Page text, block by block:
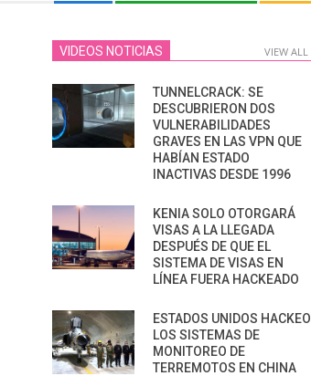
Menu
VIDEOS NOTICIAS VIEW ALL
TUNNELCRACK: SE
DESCUBRIERON DOS
VULNERABILIDADES
GRAVES EN LAS VPN QUE
HABÍAN ESTADO
INACTIVAS DESDE 1996
KENIA SOLO OTORGARÁ
VISAS A LA LLEGADA
DESPUÉS DE QUE EL
SISTEMA DE VISAS EN
LÍNEA FUERA HACKEADO
ESTADOS UNIDOS HACKEO
LOS SISTEMAS DE
MONITOREO DE
TERREMOTOS EN CHINA